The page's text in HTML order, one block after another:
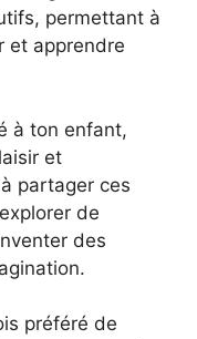
permettant à
et apprendre
à ton enfant,
et
partager ces
de
des
préféré de